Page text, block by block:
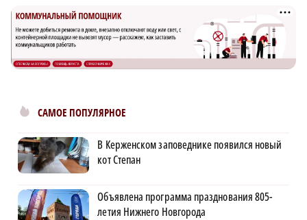
САМОЕ ПОПУЛЯРНОЕ
В Керженском заповеднике появился новый
кот Степан
Объявлена программа празднования 805-
летия Нижнего Новгорода